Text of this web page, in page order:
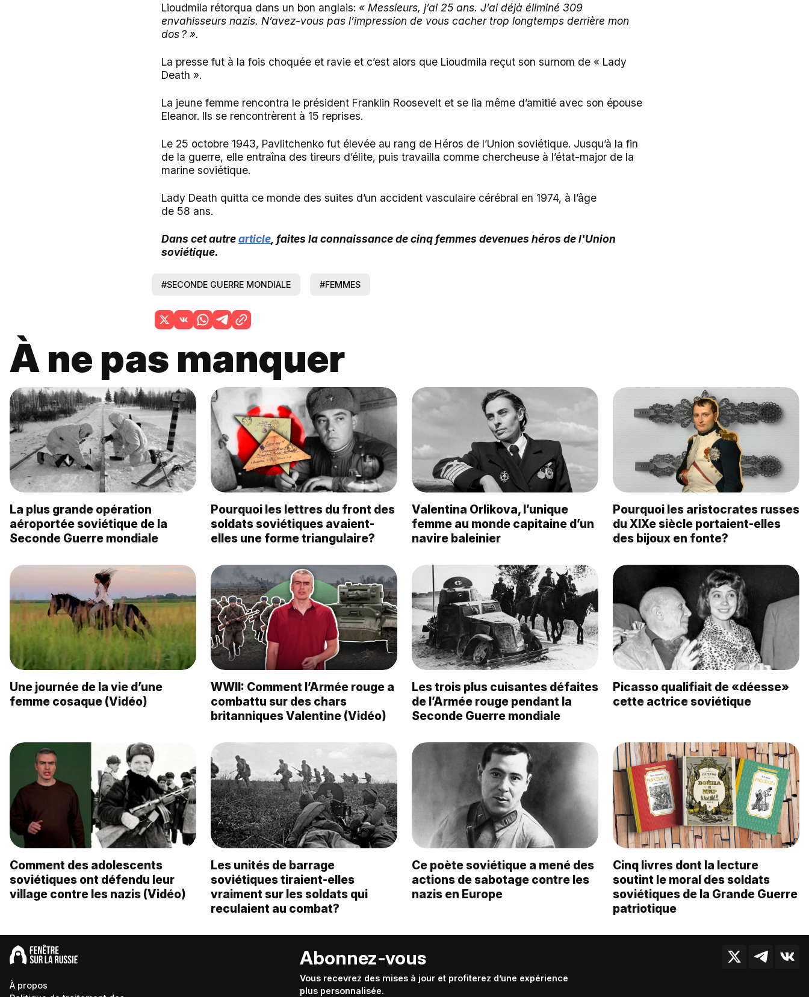
Lioudmila rétorqua dans un bon anglais: « Messieurs, j’ai 25 ans. J’ai déjà éliminé 309
envahisseurs nazis. N’avez-vous pas l’impression de vous cacher trop longtemps derrière mon
dos ? ».
La presse fut à la fois choquée et ravie et c’est alors que Lioudmila reçut son surnom de « Lady
Death ».
La jeune femme rencontra le président Franklin Roosevelt et se lia même d’amitié avec son épouse
Eleanor. Ils se rencontrèrent à 15 reprises.
Le 25 octobre 1943, Pavlitchenko fut élevée au rang de Héros de l’Union soviétique. Jusqu’à la fin
de la guerre, elle entraîna des tireurs d’élite, puis travailla comme chercheuse à l’état-major de la
marine soviétique.
Lady Death quitta ce monde des suites d’un accident vasculaire cérébral en 1974, à l’âge
de 58 ans.
Dans cet autrearticle , faites la connaissance de cinq femmes devenues héros de l'Union
soviétique.
#SECONDE GUERRE MONDIALE #FEMMES
À ne pas manquer
La plus grande opération
aéroportée soviétique de la
Seconde Guerre mondiale
Pourquoi les lettres du front des
soldats soviétiques avaient-
elles une forme triangulaire?
Valentina Orlikova, l’unique
femme au monde capitaine d’un
navire baleinier
Pourquoi les aristocrates russes
du XIXe siècle portaient-elles
des bijoux en fonte?
Une journée de la vie d’une
femme cosaque (Vidéo)
WWII: Comment l’Armée rouge a
combattu sur des chars
britanniques Valentine (Vidéo)
Les trois plus cuisantes défaites
de l’Armée rouge pendant la
Seconde Guerre mondiale
Picasso qualifiait de «déesse»
cette actrice soviétique
Comment des adolescents
soviétiques ont défendu leur
village contre les nazis (Vidéo)
Les unités de barrage
soviétiques tiraient-elles
vraiment sur les soldats qui
reculaient au combat?
Ce poète soviétique a mené des
actions de sabotage contre les
nazis en Europe
Cinq livres dont la lecture
soutint le moral des soldats
soviétiques de la Grande Guerre
patriotique
À propos
Abonnez-vous
Vous recevrez des mises à jour et profiterez d’une expérience
plus personnalisée.